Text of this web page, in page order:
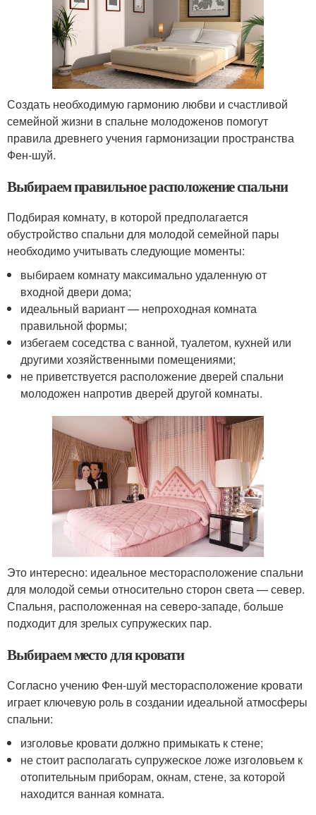
Создать необходимую гармонию любви и счастливой
семейной жизни в спальне молодоженов помогут
правила древнего учения гармонизации пространства
Фен-шуй.
Выбираем правильное расположение спальни
Подбирая комнату, в которой предполагается
обустройство спальни для молодой семейной пары
необходимо учитывать следующие моменты:
выбираем комнату максимально удаленную от
входной двери дома;
идеальный вариант — непроходная комната
правильной формы;
избегаем соседства с ванной, туалетом, кухней или
другими хозяйственными помещениями;
не приветствуется расположение дверей спальни
молодожен напротив дверей другой комнаты.
Это интересно: идеальное месторасположение спальни
для молодой семьи относительно сторон света — север.
Спальня, расположенная на северо-западе, больше
подходит для зрелых супружеских пар.
Выбираем место для кровати
Согласно учению Фен-шуй месторасположение кровати
играет ключевую роль в создании идеальной атмосферы
спальни:
изголовье кровати должно примыкать к стене;
не стоит располагать супружеское ложе изголовьем к
отопительным приборам, окнам, стене, за которой
находится ванная комната.